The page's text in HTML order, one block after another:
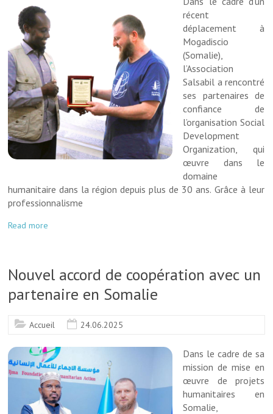
récent
déplacement à
Mogadiscio
(Somalie),
l’Association
Salsabil a rencontré
ses partenaires de
confiance de
l’organisation Social
Development
Organization, qui
œuvre dans le
domaine
humanitaire dans la région depuis plus de 30 ans. Grâce à leur
professionnalisme
Read more
Nouvel accord de coopération avec un
partenaire en Somalie
Accueil 24.06.2025
Dans le cadre de sa
mission de mise en
œuvre de projets
humanitaires en
Somalie,